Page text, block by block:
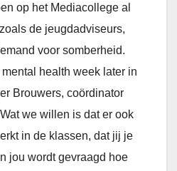
op het Mediacollege al
de jeugdadviseurs,
voor somberheid.
health week later in
Brouwers, coördinator
we willen is dat er ook
in de klassen, dat jij je
jou wordt gevraagd hoe